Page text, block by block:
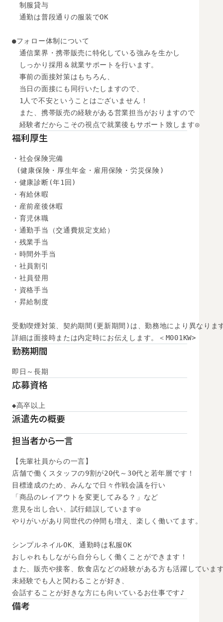
制服貸与
通勤は普段通りの服装でOK
●フォロー体制について
通信業界・携帯販売に特化している強みを生かし
しっかり採用＆就業サポートを行います。
事前の面接対策はもちろん、
当日の面接にも同行いたしますので、
1人で不安ということはございません！
また、携帯販売の経験がある営業担当がおりますので
経験者だからこその視点で就業後もサポート致します◎
福利厚生
・社会保険完備
(健康保険・厚生年金・雇用保険・労災保険)
・健康診断(年1回)
・有給休暇
・産前産後休暇
・育児休職
・通勤手当（交通費規定支給）
・残業手当
・時間外手当
・社員割引
・社員登用
・資格手当
・昇給制度
受動喫煙対策、契約期間(更新期間)は、勤務地により異なりま
詳細は面接時または内定時にお伝えします。＜M001KW>
勤務期間
即日～長期
応募資格
◆高卒以上
派遣先の概要
担当者から一言
【先輩社員からの一言】
店舗で働くスタッフの9割が20代～30代と若年層です！
目標達成のため、みんなで日々作戦会議を行い
「商品のレイアウトを変更してみる？」など
意見を出し合い、試行錯誤しています◎
やりがいがあり同世代の仲間も増え、楽しく働いてます。
シンプルネイルOK、通勤時は私服OK
おしゃれもしながら自分らしく働くことができます！
また、販売や接客、飲食店などの経験がある方も活躍していま
未経験でも人と関わることが好き、
会話することが好きな方にも向いているお仕事です♪
備考